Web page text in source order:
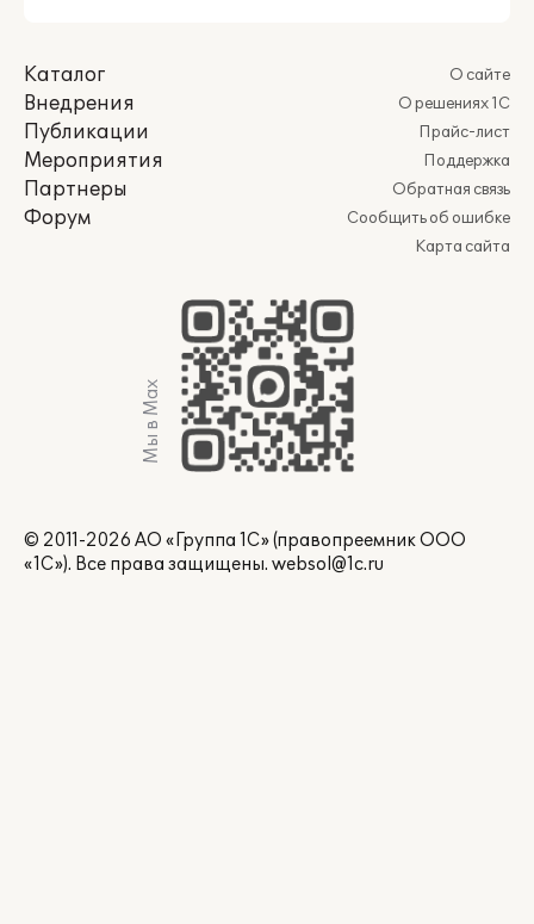
Каталог
Внедрения
Публикации
Мероприятия
Партнеры
Форум
О сайте
О решениях 1С
Прайс-лист
Поддержка
Обратная связь
Сообщить об ошибке
Карта сайта
Мы в Max
© 2011-2026 АО «Группа 1С» (правопреемник ООО
«1С»). Все права защищены. websol@1c.ru